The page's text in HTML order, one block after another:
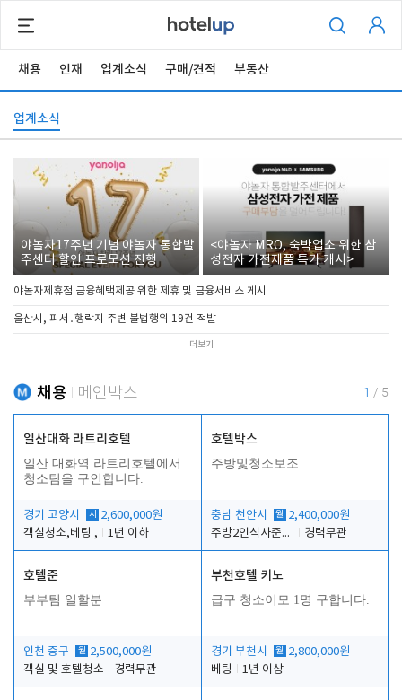
채용 인재 업계소식 구매/견적 부동산
업계소식
야놀자17주년 기념 야놀자 통합발
주센터 할인 프로모션 진행
<야놀자 MRO, 숙박업소 위한 삼
성전자 가전제품 특가 개시>
야놀자제휴점 금융혜택제공 위한 제휴 및 금융서비스 게시
울산시, 피서․행락지 주변 불법행위 19건 적발
더보기
채용 메인박스 1 / 5
일산대화 라트리호텔
일산 대화역 라트리호텔에서
청소팀을 구인합니다.
경기 고양시 시
2,600,000원
객실청소,베팅 ,
1년 이하
호텔박스
주방및청소보조
충남 천안시 월 2,400,000원
주방2인식사준비및청소린렌보조
경력무관
호텔준
부부팀 일할분
인천 중구 월 2,500,000원
객실 및 호텔청소
경력무관
부천호텔 키노
급구 청소이모 1명 구합니다.
경기 부천시 월 2,800,000원
베팅
1년 이상